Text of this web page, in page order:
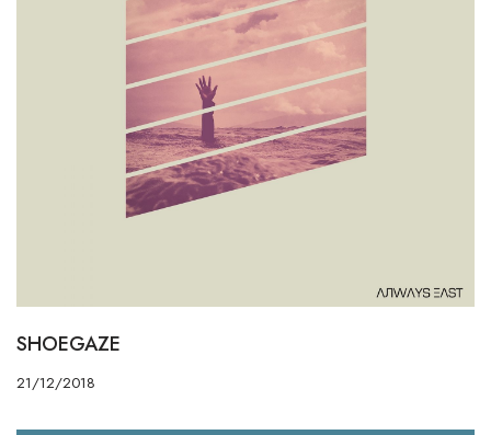
SHOEGAZE
21/12/2018